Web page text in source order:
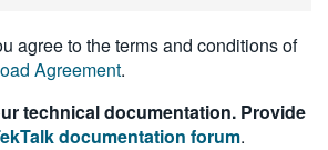
agree to the terms and conditions of
Agreement.
technical documentation. Provide
documentation forum.